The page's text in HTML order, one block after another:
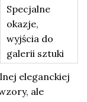
Specjalne
okazje,
wyjścia do
galerii sztuki
eleganckiej
ale